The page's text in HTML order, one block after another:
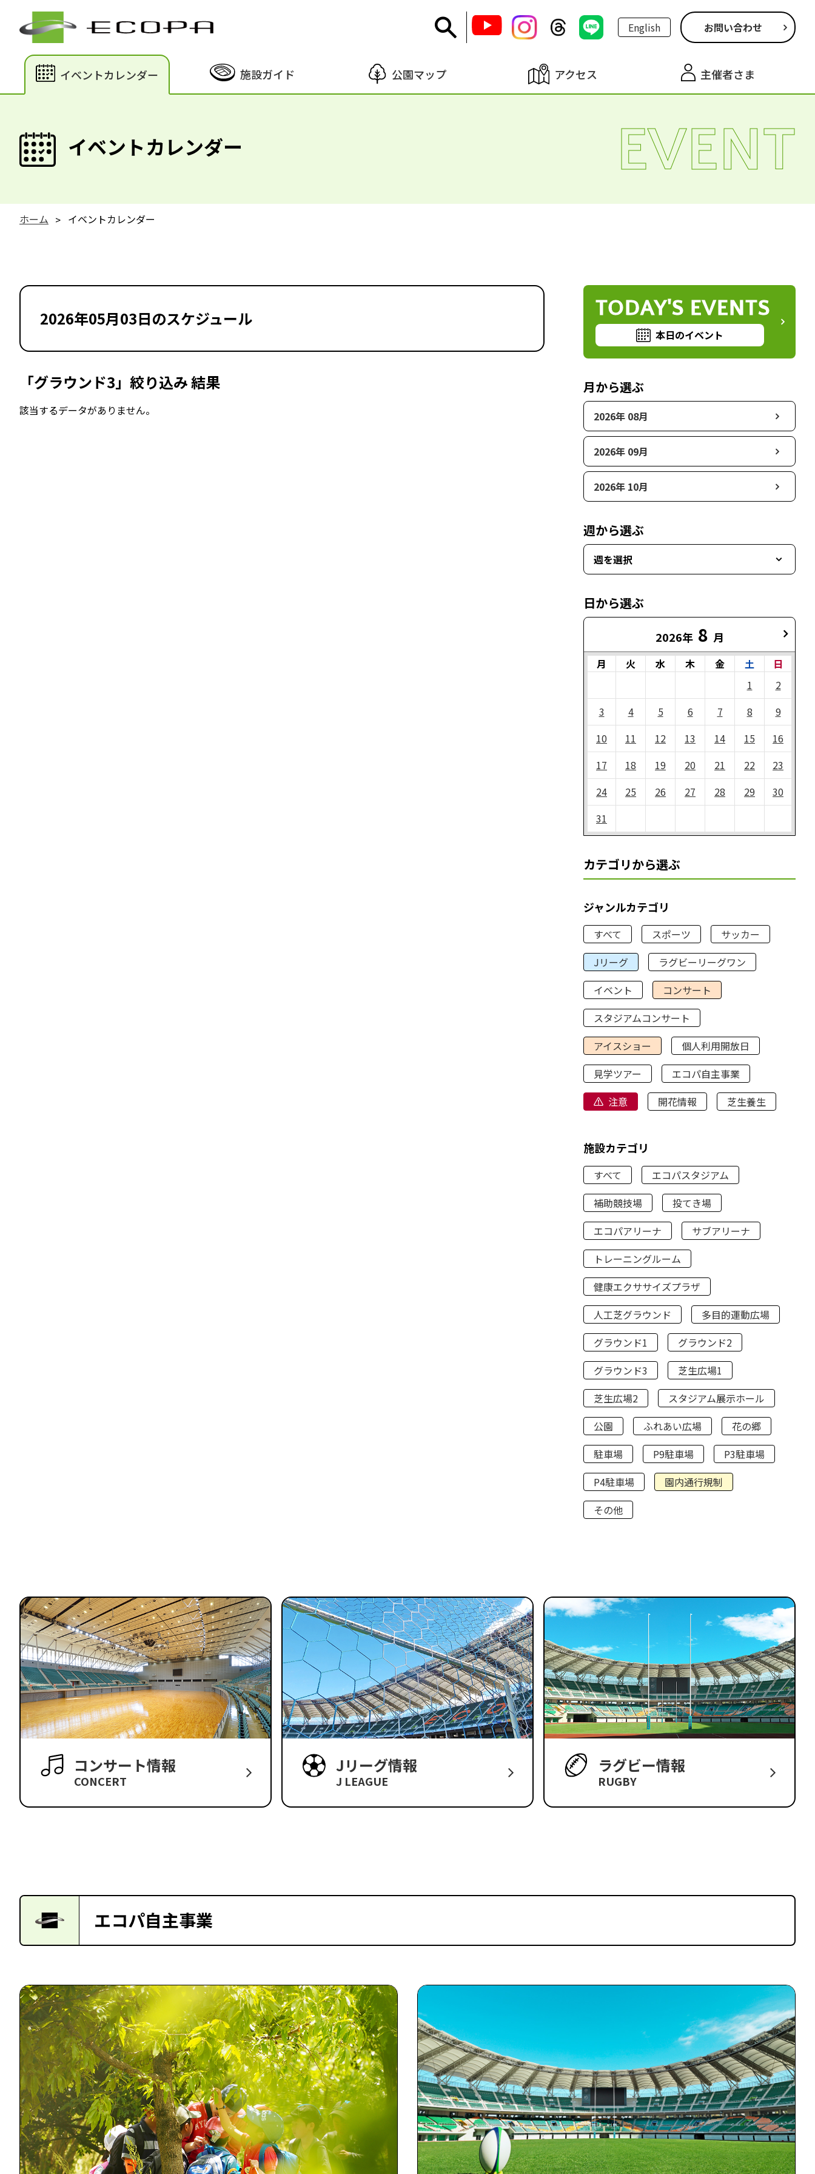
English お問い合わせ
イベントカレンダー 施設ガイド 公園マップ アクセス 主催者さま
イベントカレンダー EVENT
ホーム イベントカレンダー
2026年05月03日のスケジュール
「グラウンド3」絞り込み 結果
該当するデータがありません。
TODAY'S EVENTS
本日のイベント
月から選ぶ
2026年 08月
2026年 09月
2026年 10月
週から選ぶ
週を選択
日から選ぶ
2026年 8 月
月 火 水 木 金 土
日
1
2
3
4 5 6 7 8
9
10
11 12 13 14 15
16
17
18 19 20 21 22
23
24
25 26 27 28 29
30
31
カテゴリから選ぶ
ジャンルカテゴリ
すべて スポーツ
サッカー
Jリーグ
ラグビーリーグワン
イベント
コンサート
スタジアムコンサート
アイスショー
個人利用開放日
見学ツアー
エコパ自主事業
注意
開花情報 芝生養生
施設カテゴリ
すべて
エコパスタジアム
補助競技場
投てき場
エコパアリーナ
サブアリーナ
トレーニングルーム
健康エクササイズプラザ
人工芝グラウンド
多目的運動広場
グラウンド1
グラウンド2
グラウンド3
芝生広場1
芝生広場2
スタジアム展示ホール
公園
ふれあい広場
花の郷
駐車場
P9駐車場
P3駐車場
P4駐車場
園内通行規制
その他
コンサート情報
CONCERT
Jリーグ情報
J LEAGUE
ラグビー情報
RUGBY
エコパ自主事業